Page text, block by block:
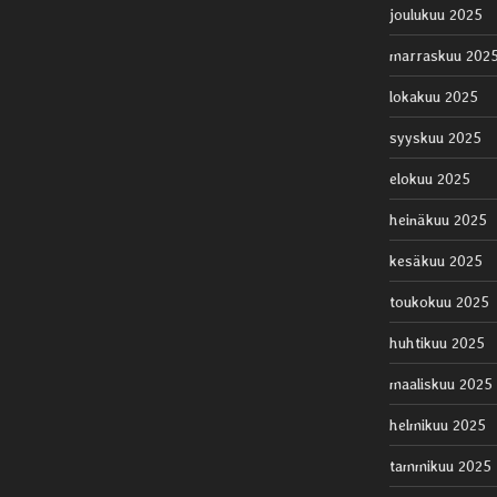
joulukuu 2025
marraskuu
lokakuu 2025
syyskuu 2025
elokuu 2025
heinäkuu 2025
kesäkuu 2025
toukokuu 2025
huhtikuu 2025
maaliskuu 2025
helmikuu 2025
tammikuu 2025